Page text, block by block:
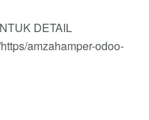
DETAIL
amzahamper-odoo-